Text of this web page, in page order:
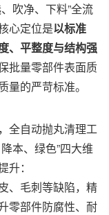
吹净、下料”全流
心定位是以标准
、平整度与结构强
批量零部件表面质
的严苛标准。
全自动抛丸清理工
本、绿色”四大维
：
、毛刺等缺陷，精
零部件防腐性、耐